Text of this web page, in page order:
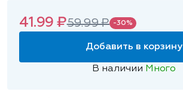
41.99 ₽59.99 ₽ -30%
Добавить в корзину
В наличии Много